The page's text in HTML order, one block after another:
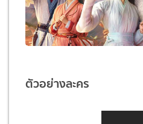
ตัวอย่างละคร